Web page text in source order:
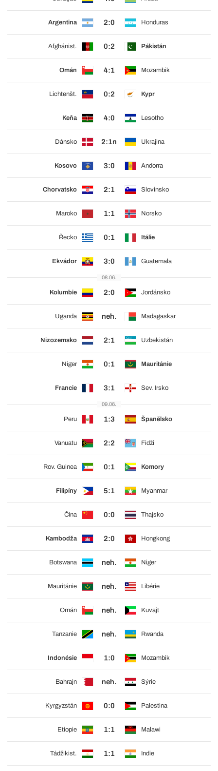
Argentina 2:0 Honduras
Afghánist. 0:2 Pákistán
Omán 4:1 Mozambik
Lichtenšt. 0:2 Kypr
Keňa 4:0 Lesotho
Dánsko 2:1n Ukrajina
Kosovo 3:0 Andorra
Chorvatsko 2:1 Slovinsko
Maroko 1:1 Norsko
Řecko 0:1 Itálie
Ekvádor 3:0 Guatemala
08.06.
Kolumbie 2:0 Jordánsko
Uganda neh. Madagaskar
Nizozemsko 2:1 Uzbekistán
Niger 0:1 Mauritánie
Francie 3:1 Sev. Irsko
09.06.
Peru 1:3 Španělsko
Vanuatu 2:2 Fidži
Rov. Guinea 0:1 Komory
Filipíny 5:1 Myanmar
Čína 0:0 Thajsko
Kambodža 2:0 Hongkong
Botswana neh. Niger
Mauritánie neh. Libérie
Omán neh. Kuvajt
Tanzanie neh. Rwanda
Indonésie 1:0 Mozambik
Bahrajn neh. Sýrie
Kyrgyzstán 0:0 Palestina
Etiopie 1:1 Malawi
Tádžikist. 1:1 Indie